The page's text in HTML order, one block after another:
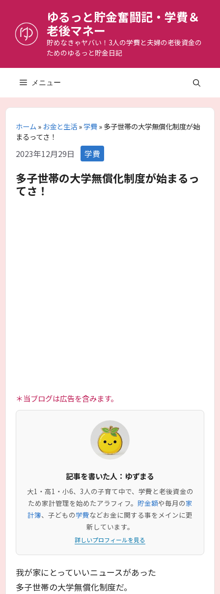
へ
ゆるっと貯金奮闘記・学費＆
老後マネー
貯めなきゃヤバい！3人の学費と夫婦の老後資金の
ためのゆるっと貯金日記
メニュー
ホーム» お金と生活»学費»多子世帯の大学無償化制度が始
まるってさ！
2023年12月29日 カ
テ
ゴ
リ
学費
多子世帯の大学無償化制度が始まるっ
てさ！
＊当ブログは広告を含みます。
記事を書いた人：ゆずまる
大1・高1・小6、3人の子育て中で、学費と老後資金の
ため家計管理を始めたアラフィフ。 貯金額や毎月の家
計簿、子どもの学費などお金に関する事をメインに更
新しています。
詳しいプロフィールを見る
我が家にとっていいニュースがあった
多子世帯の大学無償化制度だ。